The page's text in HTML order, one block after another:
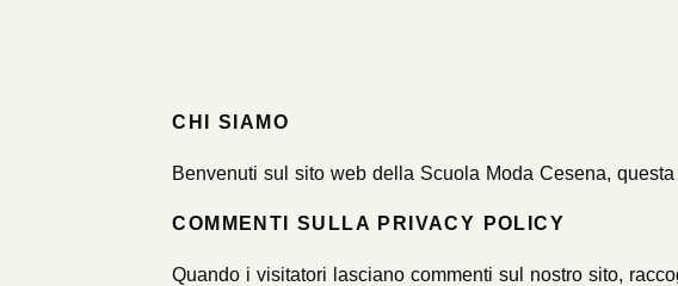
CHI SIAMO
Benvenuti sul sito web della Scuola Moda Cesena,
COMMENTI SULLA PRIVACY POLICY
Quando i visitatori lasciano commenti sul nostro sito,